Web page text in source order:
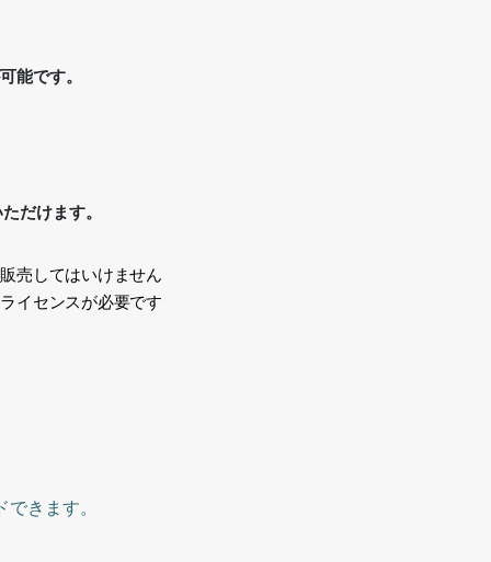
能です。
だけます。
売してはいけません
イセンスが必要です
きます。